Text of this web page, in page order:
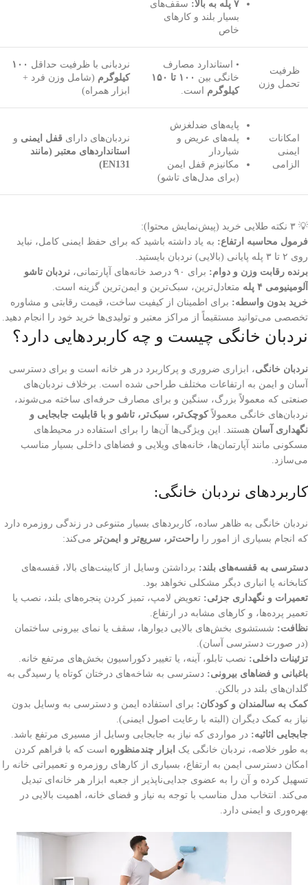
۷ پله به بالا:
سقف‌های
بسیار بلند و کارهای
خاص
ظرفیت
تحمل وزن
• استاندارد مصارف
خانگی بین
۱۰۰ تا ۱۵۰
کیلوگرم است.
نردبانی با ظرفیت حداقل ۱۰۰
کیلوگرم (شامل وزن فرد +
ابزار همراه)
امکانات
ایمنی
الزامی
پایه‌های ضدلغزش
پله‌های عریض و
شیاردار
مکانیزم قفل ایمن
(برای مدل‌های تاشو)
نردبان‌های دارای قفل ایمنی و
استانداردهای معتبر (مانند
EN131)
💡 ۳ نکته طلایی خرید (پیش‌نمایش محتوا):
فرمول محاسبه ارتفاع: به یاد داشته باشید که برای حفظ ایمنی کامل، نباید
روی ۲ تا ۳ پله پایانی (بالایی) نردبان بایستید.
برنده رقابت وزن و دوام: برای ۹۰ درصد خانه‌های آپارتمانی،
نردبان تاشو
آلومینیومی ۴ پله
متعادل‌ترین، سبک‌ترین و ایمن‌ترین گزینه است.
خرید بدون واسطه: برای اطمینان از کیفیت ساخت، قیمت رقابتی و مشاوره
تخصصی می‌توانید مستقیماً از مراکز معتبر و تولیدی‌ها خرید خود را انجام دهید.
نردبان خانگی چیست و چه کاربردهایی دارد؟
نردبان خانگی، ابزاری ضروری و پرکاربرد در هر خانه‌ است و برای دسترسی
آسان و ایمن به ارتفاعات مختلف طراحی شده است. برخلاف نردبان‌های
صنعتی که معمولاً بزرگ، سنگین و برای مصارف حرفه‌ای ساخته می‌شوند،
نردبان‌های خانگی معمولاً کوچک‌تر، سبک‌تر، تاشو و با قابلیت جابجایی و
نگهداری آسان هستند. این ویژگی‌ها آن‌ها را برای استفاده در محیط‌های
مسکونی مانند آپارتمان‌ها، خانه‌های ویلایی و فضاهای داخلی بسیار مناسب
می‌سازد.
کاربردهای نردبان خانگی:
نردبان خانگی به ظاهر ساده، کاربردهای بسیار متنوعی در زندگی روزمره دارد
که انجام بسیاری از امور را راحت‌تر، سریع‌تر و ایمن‌تر می‌کند:
دسترسی به قفسه‌های بلند: برداشتن وسایل از کابینت‌های بالا، قفسه‌های
کتابخانه یا انباری دیگر مشکلی نخواهد بود.
تعمیرات و نگهداری جزئی: تعویض لامپ، تمیز کردن پنجره‌های بلند، نصب یا
تعمیر پرده‌ها، و کارهای مشابه در ارتفاع.
نظافت: شستشوی بخش‌های بالایی دیوارها، سقف یا نمای بیرونی ساختمان
(در صورت دسترسی آسان).
تزئینات داخلی: نصب تابلو، آینه، یا تغییر دکوراسیون بخش‌های مرتفع خانه.
باغبانی و فضاهای بیرونی: دسترسی به شاخه‌های درختان کوتاه یا رسیدگی به
گلدان‌های بلند در بالکن.
کمک به سالمندان و کودکان: برای استفاده ایمن و دسترسی به وسایل بدون
نیاز به کمک دیگران (البته با رعایت اصول ایمنی).
جابجایی اثاثیه: در مواردی که نیاز به جابجایی وسایل از مسیری مرتفع باشد.
به طور خلاصه، نردبان خانگی یک ابزار چندمنظوره است که با فراهم کردن
امکان دسترسی ایمن به ارتفاع، بسیاری از کارهای روزمره و تعمیراتی خانه را
تسهیل کرده و آن را به عضوی جدایی‌ناپذیر از جعبه ابزار هر خانه‌ای تبدیل
می‌کند. انتخاب مدل مناسب با توجه به نیاز و فضای خانه، اهمیت بالایی در
بهره‌وری و ایمنی دارد.